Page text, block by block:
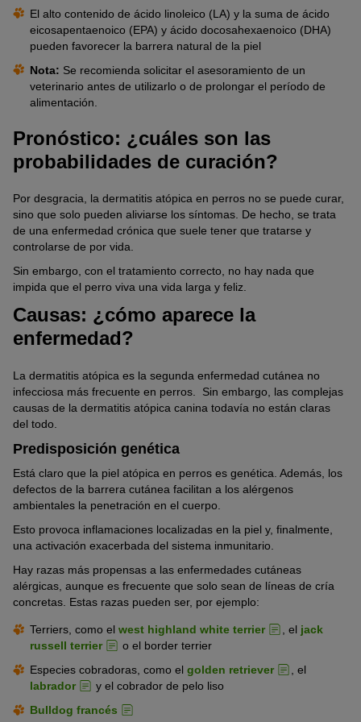
habitual. Por otro lado, el tratamiento requiere mucho tiempo y
dinero. Por eso, antes de iniciar la terapia se deben sopesar los
costes y las ventajas, y tomar una decisión individualizada.
Para los perros afectados durante todo el año, la inmunoterapia
ofrece una buena posibilidad de vivir una vida tranquila. Para un
perro que solo tiene problemas cuatro meses al año se suele
Probabilidades de éxito
Alrededor del setenta por ciento de los perros tratados con
más del cincuenta por ciento. Solo en unos pocos perros
desaparecen los síntomas del todo o se puede prescindir de más
sesiones de inmunoterapia. Por desgracia, el tratamiento fracasa
en aproximadamente un veinte por ciento.
función de defensa de la piel. Actualmente existen muchos
productos en el mercado. Los champús especiales o las pipetas
calman el picor y refuerzan la barrera cutánea.
Está demostrado que los ácidos grasos esenciales reducen las
reacciones inflamatorias cutáneas y el picor asociado a la atopia.
Además, refuerzan la función de barrera de la piel. Estos
El alto contenido de ácido linoleico (LA) y la suma de ácido
eicosapentaenoico (EPA) y ácido docosahexaenoico (DHA)
pueden favorecer la barrera natural de la piel
Nota: Se recomienda solicitar el asesoramiento de un
veterinario antes de utilizarlo o de prolongar el período de
alimentación.
Pronóstico: ¿cuáles son las
probabilidades de curación?
Por desgracia, la dermatitis atópica en perros no se puede curar,
sino que solo pueden aliviarse los síntomas. De hecho, se trata
de una enfermedad crónica que suele tener que tratarse y
controlarse de por vida.
Sin embargo, con el tratamiento correcto, no hay nada que
impida que el perro viva una vida larga y feliz.
Causas: ¿cómo aparece la
enfermedad?
La dermatitis atópica es la segunda enfermedad cutánea no
infecciosa más frecuente en perros. Sin embargo, las complejas
causas de la dermatitis atópica canina todavía no están claras
del todo.
Predisposición genética
Está claro que la piel atópica en perros es genética. Además, los
defectos de la barrera cutánea facilitan a los alérgenos
ambientales la penetración en el cuerpo.
Esto provoca inflamaciones localizadas en la piel y, finalmente,
una activación exacerbada del sistema inmunitario.
Hay razas más propensas a las enfermedades cutáneas
alérgicas, aunque es frecuente que solo sean de líneas de cría
concretas. Estas razas pueden ser, por ejemplo:
Terriers, como el west highland white terrier , el jack
russell terrier
o el border terrier
Especies cobradoras, como el golden retriever
, el
labrador
y el cobrador de pelo liso
Bulldog francés